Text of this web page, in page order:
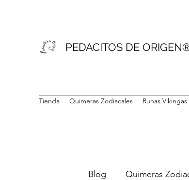
PEDACITOS DE
Tienda Quimeras Zodiacales Runas Vikingas
Blog Quimeras